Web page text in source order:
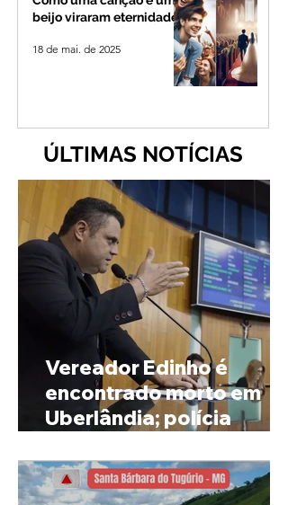
beijo viraram eternidade
18 de mai. de 2025
ÚLTIMAS NOTÍCIAS
Vereador Edinho é
encontrado morto em
Uberlândia; polícia